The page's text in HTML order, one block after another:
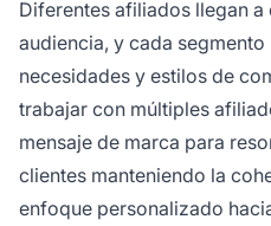
Diferentes afiliados llegan
audiencia, y cada
necesidades y estilos de
trabajar con múltiples
mensaje de marca para
clientes manteniendo la
enfoque personalizado